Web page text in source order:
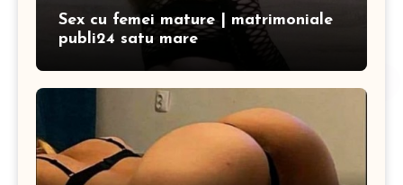
Sex cu femei mature | matrimoniale
publi24 satu mare